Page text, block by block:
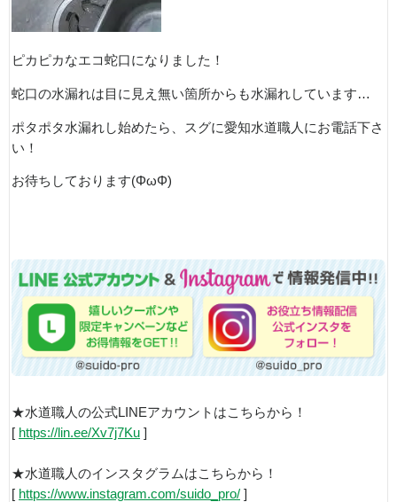
ピカピカなエコ蛇口になりました！
蛇口の水漏れは目に見え無い箇所からも水漏れしています…
ポタポタ水漏れし始めたら、スグに愛知水道職人にお電話下さ
い！
お待ちしております(ΦωΦ)
★水道職人の公式LINEアカウントはこちらから！
[ https://lin.ee/Xv7j7Ku ]
★水道職人のインスタグラムはこちらから！
[ https://www.instagram.com/suido_pro/ ]